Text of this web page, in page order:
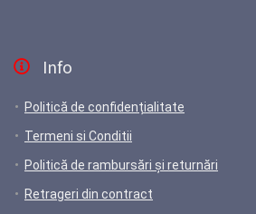
Info
Politică de confidențialitate
Termeni si Conditii
Politică de rambursări și returnări
Retrageri din contract